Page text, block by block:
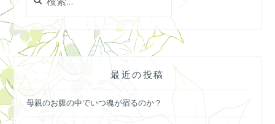
索:
最近の投稿
母親のお腹の中でいつ魂が宿るのか？